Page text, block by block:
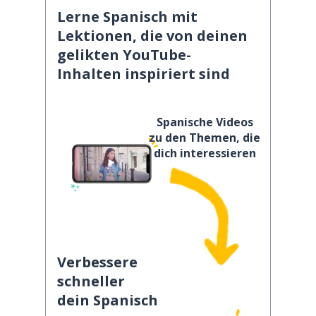
Lerne Spanisch mit
Lektionen, die von deinen
gelikten YouTube-
Inhalten inspiriert sind
Spanische Videos
zu den Themen, die
dich interessieren
Verbessere
schneller
dein Spanisch